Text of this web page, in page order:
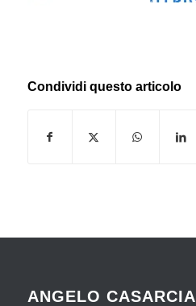
Condividi questo articolo
ANGELO CASARCIA